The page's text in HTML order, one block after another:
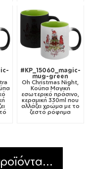
#KP_15060_magic-
mug-green
Oh Christmas Night,
Κούπα Μαγική
εσωτερικό πράσινο,
κεραμική 330ml που
αλλάζει χρώμα με το
ζεστό ρόφημα